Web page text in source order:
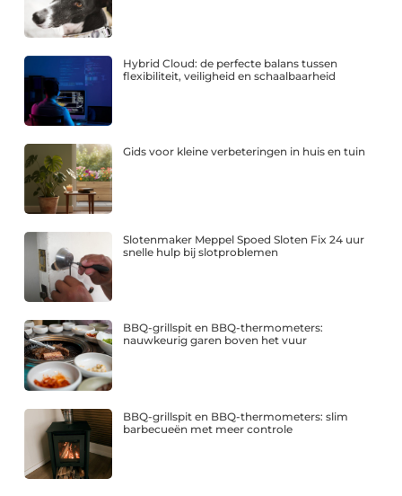
Hybrid Cloud: de perfecte balans tussen
flexibiliteit, veiligheid en schaalbaarheid
Gids voor kleine verbeteringen in huis en tuin
Slotenmaker Meppel Spoed Sloten Fix 24 uur
snelle hulp bij slotproblemen
BBQ-grillspit en BBQ-thermometers:
nauwkeurig garen boven het vuur
BBQ-grillspit en BBQ-thermometers: slim
barbecueën met meer controle